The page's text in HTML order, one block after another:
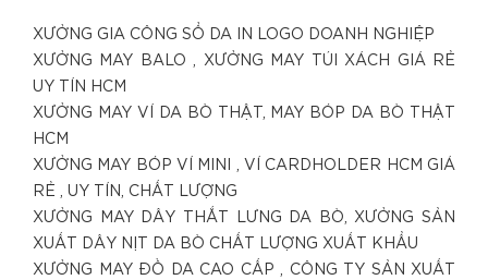
XƯỞNG GIA CÔNG SỔ DA IN LOGO DOANH NGHIỆP
XƯỞNG MAY BALO , XƯỞNG MAY TÚI XÁCH GIÁ RẺ
UY TÍN HCM
XƯỞNG MAY VÍ DA BÒ THẬT, MAY BÓP DA BÒ THẬT
HCM
XƯỞNG MAY BÓP VÍ MINI , VÍ CARDHOLDER HCM GIÁ
RẺ , UY TÍN, CHẤT LƯỢNG
XƯỞNG MAY DÂY THẮT LƯNG DA BÒ, XƯỞNG SẢN
XUẤT DÂY NỊT DA BÒ CHẤT LƯỢNG XUẤT KHẨU
XƯỞNG MAY ĐỒ DA CAO CẤP , CÔNG TY SẢN XUẤT